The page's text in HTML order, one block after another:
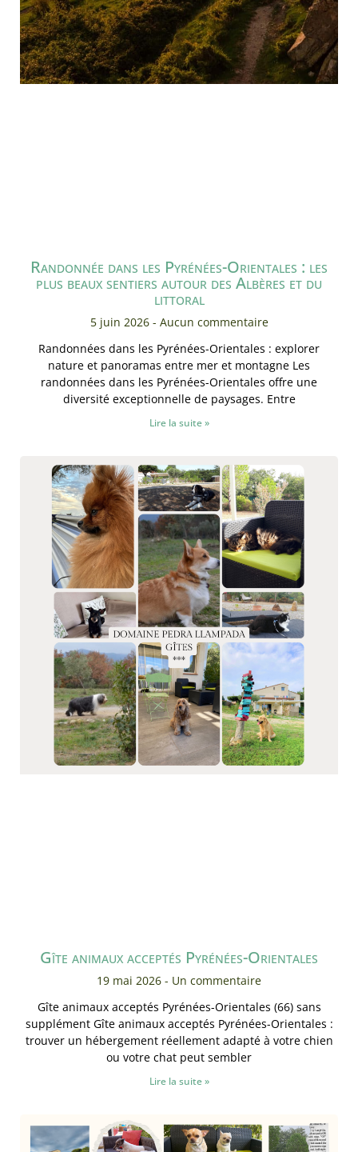
Randonnée dans les Pyrénées-Orientales : les
plus beaux sentiers autour des Albères et du
littoral
5 juin 2026
Aucun commentaire
Randonnées dans les Pyrénées-Orientales : explorer
nature et panoramas entre mer et montagne Les
randonnées dans les Pyrénées-Orientales offre une
diversité exceptionnelle de paysages. Entre
Lire la suite »
Gîte animaux acceptés Pyrénées-Orientales
19 mai 2026
Un commentaire
Gîte animaux acceptés Pyrénées-Orientales (66) sans
supplément Gîte animaux acceptés Pyrénées-Orientales :
trouver un hébergement réellement adapté à votre chien
ou votre chat peut sembler
Lire la suite »